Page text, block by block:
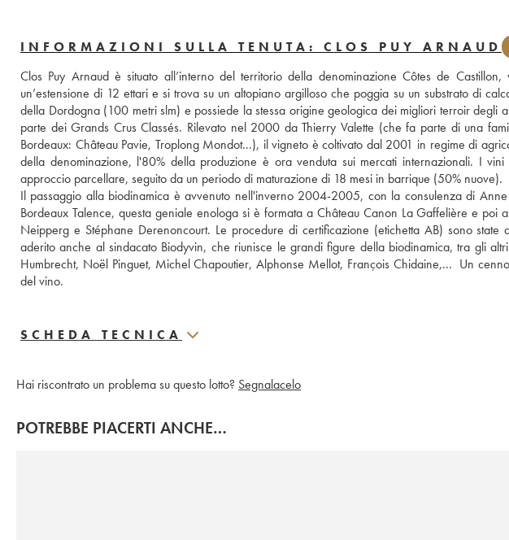
INFORMAZIONI SULLA TENUTA: CLOS PUY ARNAUD
Clos Puy Arnaud è situato all’interno del territorio della denominazione Côtes de
un’estensione di 12 ettari e si trova su un altopiano argilloso che poggia su un substrato di
della Dordogna (100 metri slm) e possiede la stessa origine geologica dei migliori terroir degli
parte dei Grands Crus Classés. Rilevato nel 2000 da Thierry Valette (che fa parte di una
Bordeaux: Château Pavie, Troplong Mondot...), il vigneto è coltivato dal 2001 in regime di
della denominazione, l'80% della produzione è ora venduta sui mercati internazionali. I
approccio parcellare, seguito da un periodo di maturazione di 18 mesi in barrique (50% nuove).
Il passaggio alla biodinamica è avvenuto nell'inverno 2004-2005, con la consulenza di
Bordeaux Talence, questa geniale enologa si è formata a Château Canon La Gaffelière e poi
Neipperg e Stéphane Derenoncourt. Le procedure di certificazione (etichetta AB) sono
aderito anche al sindacato Biodyvin, che riunisce le grandi figure della biodinamica, tra gli
Humbrecht, Noël Pinguet, Michel Chapoutier, Alphonse Mellot, François Chidaine,...  Un
del vino.
SCHEDA TECNICA
Hai riscontrato un problema su questo lotto? Segnalacelo
POTREBBE PIACERTI ANCHE…